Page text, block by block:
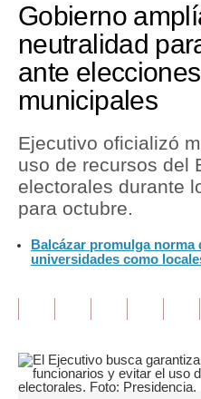
Economía
Mercados
Perú
Política
Tu Dinero
Finanzas Personales
Inmobiliarias
Opinión
Editorial
Pregunta de hoy
Gobierno
neutralidad
ante
municipales
Ejecutivo oficializó
uso de recursos del
electorales durante
para octubre.
Balcázar promulga
universidades como